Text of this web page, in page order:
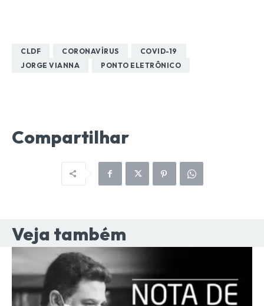
CLDF CORONAVÍRUS
COVID-19
JORGE VIANNA
PONTO ELETRÔNICO
Compartilhar
Veja também